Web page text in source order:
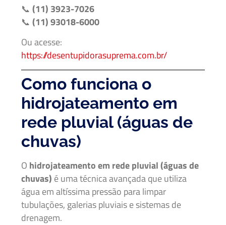
📞(11) 3923-7026
📞(11) 93018-6000
Ou acesse:
https://desentupidorasuprema.com.br/
Como funciona o
hidrojateamento em
rede pluvial (águas de
chuvas)
O hidrojateamento em rede pluvial (águas de
chuvas) é uma técnica avançada que utiliza
água em altíssima pressão para limpar
tubulações, galerias pluviais e sistemas de
drenagem.